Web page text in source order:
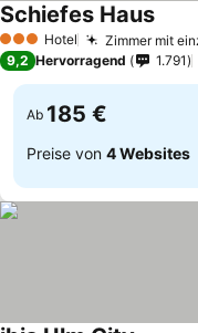
3 SterneHotel Zimmer mit
Schiefes Haus
9,2 Hervorragend 1.791
Ab 185 €
Preise von 4 Websites